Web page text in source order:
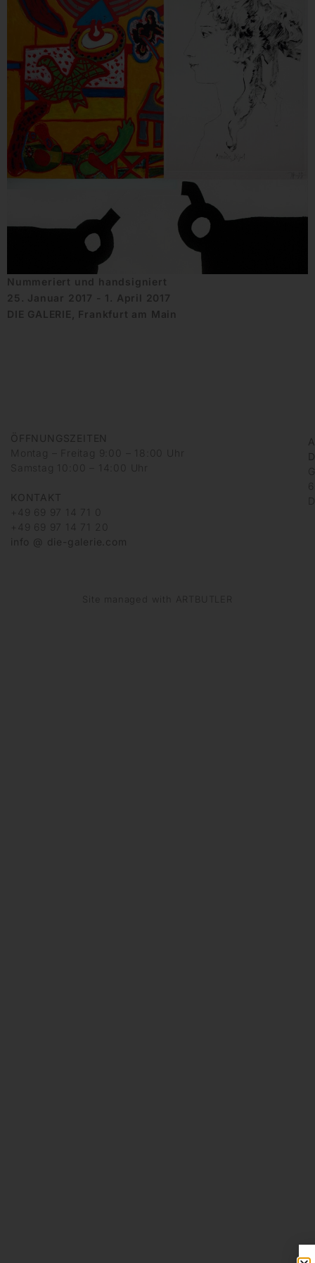
Nummeriert und handsigniert
25. Januar 2017 - 1. April 2017
DIE GALERIE, Frankfurt am Main
ÖFFNUNGSZEITEN
Montag – Freitag 9:00 – 18:00 Uhr
Samstag 10:00 – 14:00 Uhr
KONTAKT
+49 69 97 14 71 0
+49 69 97 14 71 20
info @ die-galerie.com
Site managed with ARTBUTLER